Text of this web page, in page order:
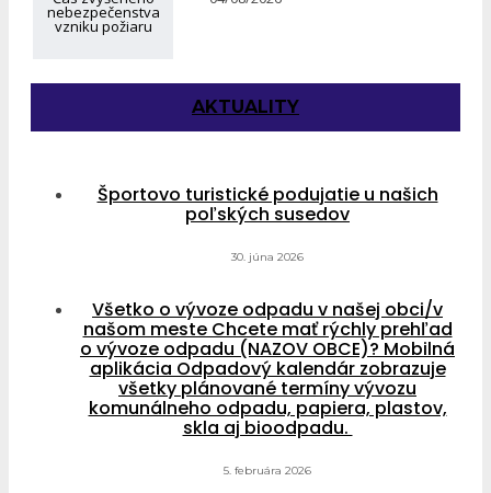
nebezpečenstva
vzniku požiaru
AKTUALITY
Športovo turistické podujatie u našich
poľských susedov
30. júna 2026
Všetko o vývoze odpadu v našej obci/v
našom meste Chcete mať rýchly prehľad
o vývoze odpadu (NAZOV OBCE)? Mobilná
aplikácia Odpadový kalendár zobrazuje
všetky plánované termíny vývozu
komunálneho odpadu, papiera, plastov,
skla aj bioodpadu.
5. februára 2026